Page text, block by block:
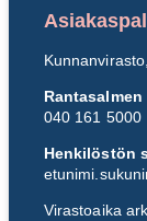
040 161 5000
Henkilöstön
Virastoaika